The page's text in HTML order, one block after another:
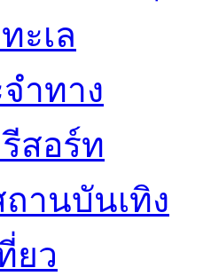
ะเล
ำทาง
สอร์ท
านบันเทิง
ยว